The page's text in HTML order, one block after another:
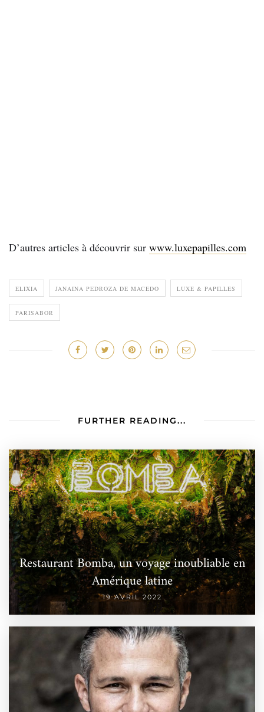
D’autres articles à découvrir sur www.luxepapilles.com
ELIXIA JANAINA PEDROZA DE MACEDO LUXE & PAPILLES
PARISABOR
FURTHER READING...
Restaurant Bomba, un voyage inoubliable en
Amérique latine
19 AVRIL 2022